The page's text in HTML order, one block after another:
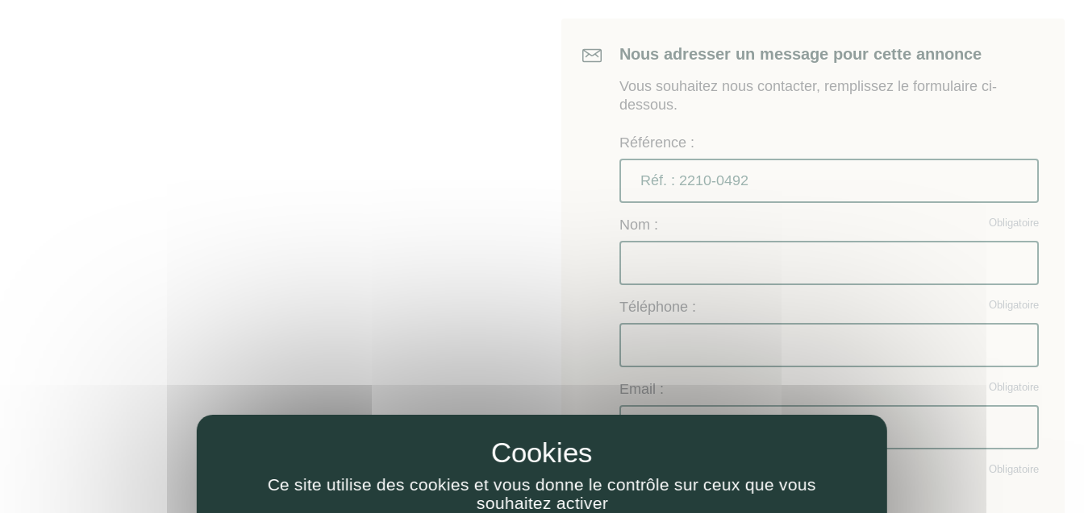
Nous adresser un message pour cette annonce
Vous souhaitez nous contacter, remplissez le formulaire ci-
dessous.
Référence :
Obligatoire
Nom :
Obligatoire
Téléphone :
Obligatoire
Email :
Obligatoire
Ce site utilise des cookies et vous donne le contrôle sur ceux que vous
souhaitez activer